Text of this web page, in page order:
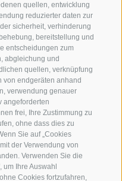
quellen, entwicklung
reduzierter daten zur
sicherheit, verhinderung
bereitstellung und
entscheidungen zum
abgleichung und
quellen, verknüpfung
von endgeräten anhand
verwendung genauer
angeforderten
frei, Ihre Zustimmung zu
ohne dass dies zu
Sie auf „Cookies
der Verwendung von
Verwenden Sie die
Ihre Auswahl
Cookies fortzufahren,
UNS
325